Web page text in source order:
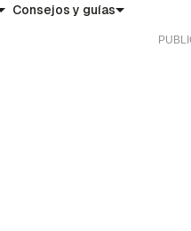
Consejos y guías